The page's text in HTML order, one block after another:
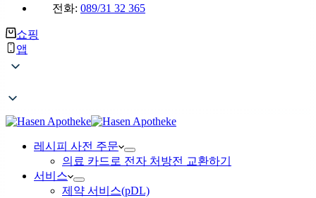
전화: 089/31 32 365
쇼핑
앱
레시피 사전 주문
의료 카드로 전자 처방전 교환하기
서비스
제약 서비스(pDL)